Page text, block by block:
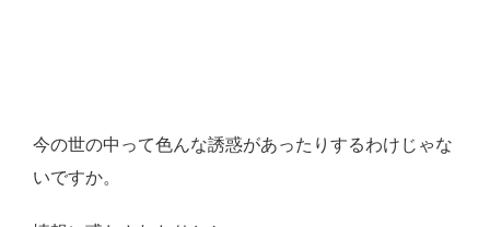
今の世の中って色んな誘惑があったりするわけじゃな
いですか。